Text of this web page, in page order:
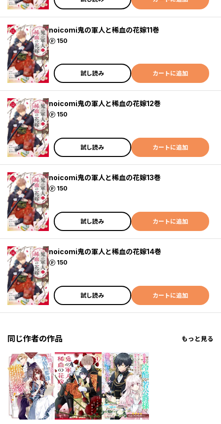
noicomi鬼の軍人と稀血の花嫁11巻
150
ポイント
試し読み カートに追加
noicomi鬼の軍人と稀血の花嫁12巻
150
ポイント
試し読み カートに追加
noicomi鬼の軍人と稀血の花嫁13巻
150
ポイント
試し読み カートに追加
noicomi鬼の軍人と稀血の花嫁14巻
150
ポイント
試し読み カートに追加
同じ作者の作品 もっと見る